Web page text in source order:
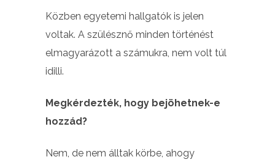
Közben egyetemi hallgatók is jelen
voltak. A szülésznő minden történést
elmagyarázott a számukra, nem volt túl
idilli.
Megkérdezték, hogy bejöhetnek-e
hozzád?
Nem, de nem álltak körbe, ahogy